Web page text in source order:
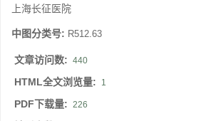
上海长征医院
中图分类号: R512.63
文章访问数: 440
HTML全文浏览量: 1
PDF下载量: 226